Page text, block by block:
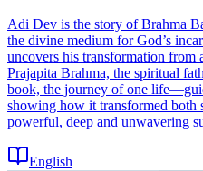
Adi Dev is the story of Brahma
the divine medium for God’s
uncovers his transformation from
Prajapita Brahma, the spiritual
book, the journey of one
showing how it transformed both
powerful, deep and unwavering
English